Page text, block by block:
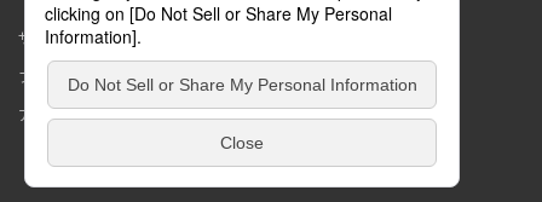
サイトマップ
プライバシーポリシー
コミュニティガイドライン
アクセシビリティ